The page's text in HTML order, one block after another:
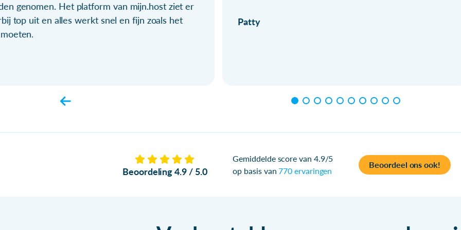
genomen. Het platform van mijn.host ziet er
top uit en alles werkt snel en fijn zoals het
Patty
Beoordeling 4.9 / 5.0
Gemiddelde score van 4.9/5
op basis van770 ervaringen
Beoordeel ons ook!